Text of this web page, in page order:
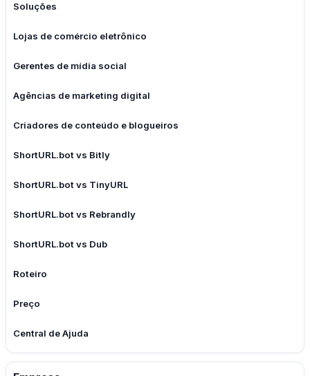
Soluções
Lojas de comércio eletrônico
Gerentes de mídia social
Agências de marketing digital
Criadores de conteúdo e blogueiros
ShortURL.bot vs Bitly
ShortURL.bot vs TinyURL
ShortURL.bot vs Rebrandly
ShortURL.bot vs Dub
Roteiro
Preço
Central de Ajuda